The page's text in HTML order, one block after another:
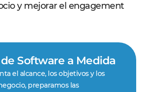
y mejorar el engagement
Software a Medida
el alcance, los objetivos y los
preparamos las